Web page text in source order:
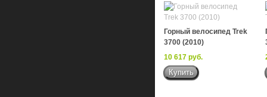
Горный велосипед Trek
3700 (2010)
10 617 руб.